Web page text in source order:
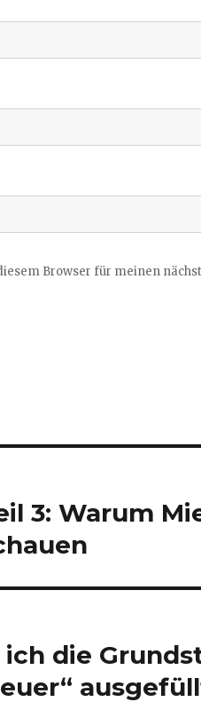
Browser für meinen
3: Warum
die